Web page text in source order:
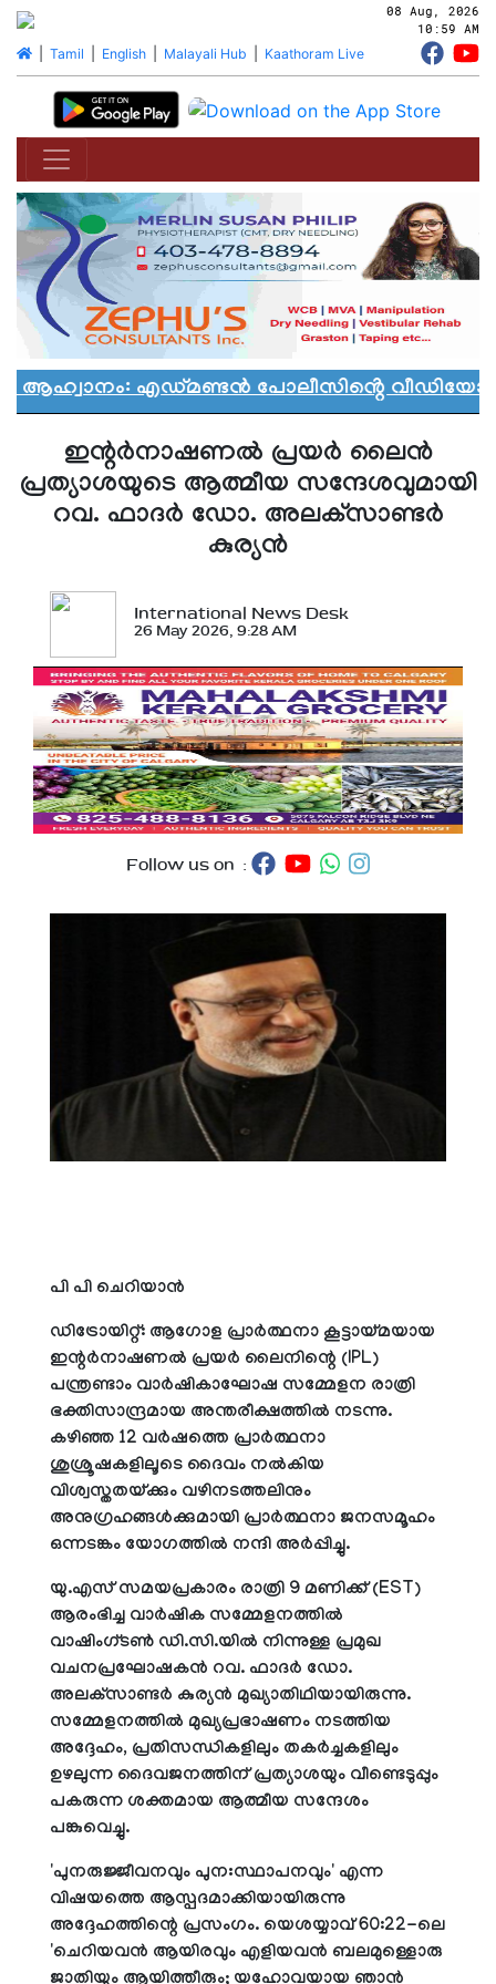
08 Aug, 2026
10:59 AM
| Tamil English| Malayali Hub Kaathoram Live
എഡ്മണ്ടൻ പോലീസിൻ്റെ വീഡിയോ
ഇന്റര്‍നാഷണല്‍ പ്രയര്‍ ലൈന്‍
പ്രത്യാശയുടെ ആത്മീയ സന്ദേശവുമായി
റവ. ഫാദര്‍ ഡോ. അലക്‌സാണ്ടര്‍
കുര്യന്‍
International News Desk
26 May 2026, 9:28 AM
Follow us on :
പി പി ചെറിയാന്‍
ഡിട്രോയിറ്റ്: ആഗോള പ്രാര്‍ത്ഥനാ കൂട്ടായ്മയായ
ഇന്റര്‍നാഷണല്‍ പ്രയര്‍ ലൈനിന്റെ (IPL)
പന്ത്രണ്ടാം വാര്‍ഷികാഘോഷ സമ്മേളന രാത്രി
ഭക്തിസാന്ദ്രമായ അന്തരീക്ഷത്തില്‍ നടന്നു.
കഴിഞ്ഞ 12 വര്‍ഷത്തെ പ്രാര്‍ത്ഥനാ
ശുശ്രൂഷകളിലൂടെ ദൈവം നല്‍കിയ
വിശ്വസ്തതയ്ക്കും വഴിനടത്തലിനും
അനുഗ്രഹങ്ങള്‍ക്കുമായി പ്രാര്‍ത്ഥനാ ജനസമൂഹം
ഒന്നടങ്കം യോഗത്തില്‍ നന്ദി അര്‍പ്പിച്ചു.
യു.എസ് സമയപ്രകാരം രാത്രി 9 മണിക്ക് (EST)
ആരംഭിച്ച വാര്‍ഷിക സമ്മേളനത്തില്‍
വാഷിംഗ്ടണ്‍ ഡി.സി.യില്‍ നിന്നുള്ള പ്രമുഖ
വചനപ്രഘോഷകന്‍ റവ. ഫാദര്‍ ഡോ.
അലക്‌സാണ്ടര്‍ കുര്യന്‍ മുഖ്യാതിഥിയായിരുന്നു.
സമ്മേളനത്തില്‍ മുഖ്യപ്രഭാഷണം നടത്തിയ
അദ്ദേഹം, പ്രതിസന്ധികളിലും തകര്‍ച്ചകളിലും
ഉഴലുന്ന ദൈവജനത്തിന് പ്രത്യാശയും വീണ്ടെടുപ്പും
പകരുന്ന ശക്തമായ ആത്മീയ സന്ദേശം
പങ്കുവെച്ചു.
'പുനരുജ്ജീവനവും പുനഃസ്ഥാപനവും' എന്ന
വിഷയത്തെ ആസ്പദമാക്കിയായിരുന്നു
അദ്ദേഹത്തിന്റെ പ്രസംഗം. യെശയ്യാവ് 60:22-ലെ
'ചെറിയവന്‍ ആയിരവും എളിയവന്‍ ബലമുള്ളൊരു